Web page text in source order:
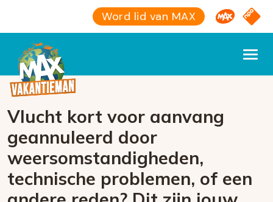
Word lid van MAX Omroep
NPO
Vlucht kort voor aanvang
geannuleerd door
weersomstandigheden,
technische problemen, of een